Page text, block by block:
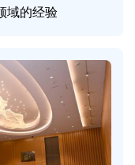
域的经验